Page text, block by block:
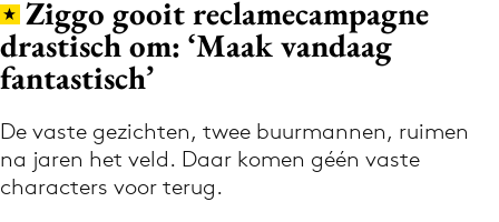
Volg het laatste nieuws via de Adformatie
Nieuws app
Ziggo gooit reclamecampagne
drastisch om: ‘Maak vandaag
fantastisch’
De vaste gezichten, twee buurmannen, ruimen
na jaren het veld. Daar komen géén vaste
characters voor terug.